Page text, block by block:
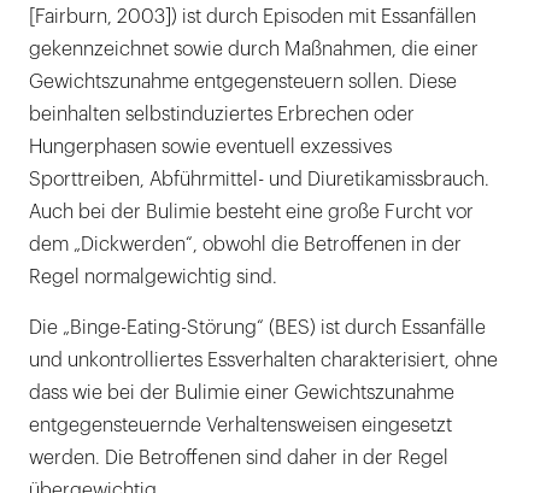
[Fairburn, 2003]) ist durch Episoden mit Essanfällen
gekennzeichnet sowie durch Maßnahmen, die einer
Gewichtszunahme entgegensteuern sollen. Diese
beinhalten selbstinduziertes Erbrechen oder
Hungerphasen sowie eventuell exzessives
Sporttreiben, Abführmittel- und Diuretikamissbrauch.
Auch bei der Bulimie besteht eine große Furcht vor
dem „Dickwerden“, obwohl die Betroffenen in der
Regel normalgewichtig sind.
Die „Binge-Eating-Störung“ (BES) ist durch Essanfälle
und unkontrolliertes Essverhalten charakterisiert, ohne
dass wie bei der Bulimie einer Gewichtszunahme
entgegensteuernde Verhaltensweisen eingesetzt
werden. Die Betroffenen sind daher in der Regel